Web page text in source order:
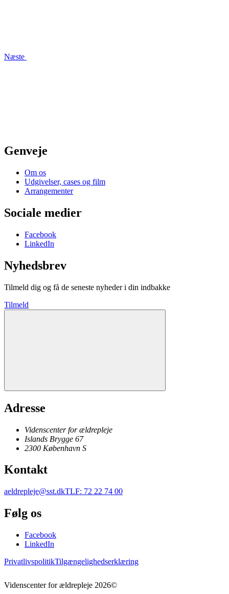
Næste
Genveje
Om os
Udgivelser, cases og film
Arrangementer
Sociale medier
Facebook
LinkedIn
Nyhedsbrev
Tilmeld dig og få de seneste nyheder i din indbakke
Tilmeld
Adresse
Videnscenter for ældrepleje
Islands Brygge 67
2300 København S
Kontakt
aeldrepleje@sst.dkTLF: 72 22 74 00
Følg os
Facebook
LinkedIn
PrivatlivspolitikTilgængelighedserklæring
Videnscenter for ældrepleje 2026©